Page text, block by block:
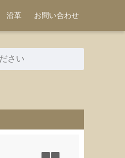
沿革 お問い合わせ